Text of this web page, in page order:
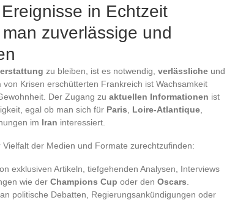
in Echtzeit
zuverlässige und
zu bleiben, ist es notwendig, verlässliche und
Krisen erschütterten Frankreich ist Wachsamkeit
Der Zugang zu aktuellen Informationen ist
egal ob man sich für Paris Loire-Atlantique
im Iran interessiert.
der Medien und Formate zurechtzufinden:
exklusiven Artikeln, tiefgehenden Analysen, Interviews
wie der Champions Cup oder den Oscars
politische Debatten, Regierungsankündigungen oder